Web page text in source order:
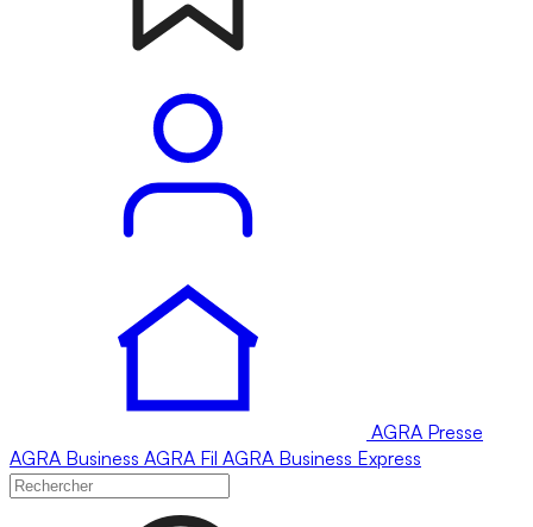
AGRA Presse
AGRA Business AGRA Fil AGRA Business Express